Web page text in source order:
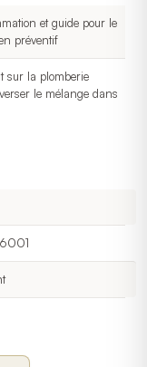
et guide pour le
préventif
sur la plomberie
le mélange dans